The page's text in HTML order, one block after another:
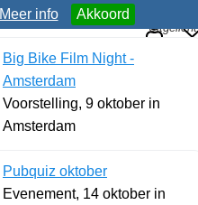
Meer info Akkoord
Uitgelicht
Big Bike Film Night -
Amsterdam
Voorstelling, 9 oktober in
Amsterdam
Pubquiz oktober
Evenement, 14 oktober in